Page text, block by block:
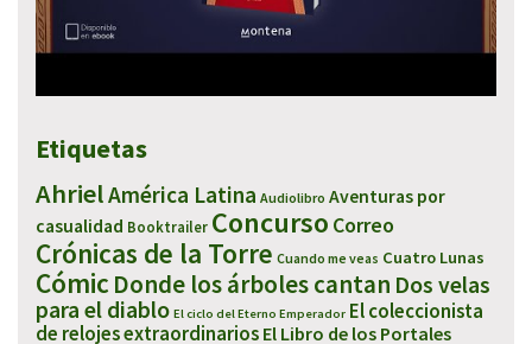
Etiquetas
AhrielAmérica Latina Audiolibro Aventuras por
casualidad Booktrailer Concurso Correo
Crónicas de la Torre Cuando me veas Cuatro Lunas
Cómic Donde los árboles cantan Dos velas
para el diablo El ciclo del Eterno Emperador El coleccionista
de relojes extraordinarios El Libro de los Portales